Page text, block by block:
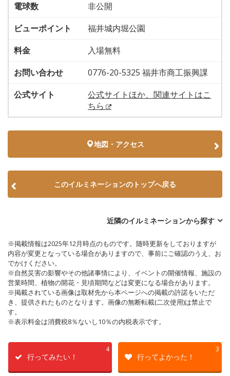
電球数
非公開
ビューポイント
福井城内堀公園
料金
入場無料
お問い合わせ
0776-20-5325 福井市商工振興課
公式サイト
公式サイトほか、関連サイトはこ
ちら
地図・アクセス
このイルミネーションのトップへ戻る
近隣のイルミネーションから探す
※掲載情報は2025年12月時点のものです。随時更新をしておりますが
内容が変更となっている場合がありますので、事前にご確認のうえ、お
でかけください。
※自然災害の影響やその他諸事情により、イベントの開催情報、施設の
営業時間、植物の開花・見頃期間などは変更になる場合があります。
※掲載されている画像は取材先から本ページへの掲載の許諾をいただ
き、提供されたものとなります。画像の無断転載(二次使用)は禁止で
す。
※表示料金は消費税8％ないし10％の内税表示です。
4
行ってみたい！
3
行ってよかった！